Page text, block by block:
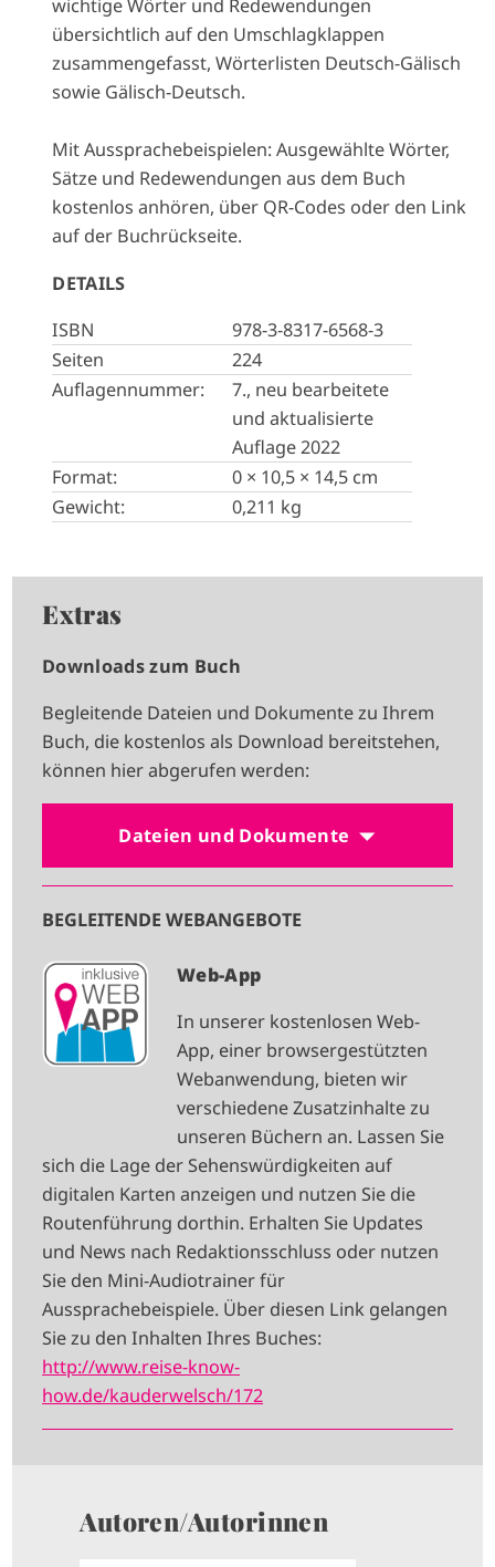
wichtige Wörter und Redewendungen
übersichtlich auf den Umschlagklappen
zusammengefasst, Wörterlisten Deutsch-Gälisch
sowie Gälisch-Deutsch.
Mit Aussprachebeispielen: Ausgewählte Wörter,
Sätze und Redewendungen aus dem Buch
kostenlos anhören, über QR-Codes oder den Link
auf der Buchrückseite.
DETAILS
ISBN
978-3-8317-6568-3
Seiten
224
Auflagennummer:
7., neu bearbeitete
und aktualisierte
Auflage 2022
Format:
0 × 10,5 × 14,5 cm
Gewicht:
0,211 kg
Extras
Downloads zum Buch
Begleitende Dateien und Dokumente zu Ihrem
Buch, die kostenlos als Download bereitstehen,
können hier abgerufen werden:
Dateien und Dokumente
BEGLEITENDE WEBANGEBOTE
I
M
G
Web-App
In unserer kostenlosen Web-
App, einer browsergestützten
Webanwendung, bieten wir
verschiedene Zusatzinhalte zu
unseren Büchern an. Lassen Sie
sich die Lage der Sehenswürdigkeiten auf
digitalen Karten anzeigen und nutzen Sie die
Routenführung dorthin. Erhalten Sie Updates
und News nach Redaktionsschluss oder nutzen
Sie den Mini-Audiotrainer für
Aussprachebeispiele. Über diesen Link gelangen
Sie zu den Inhalten Ihres Buches:
http://www.reise-know-
how.de/kauderwelsch/172
Autoren/Autorinnen